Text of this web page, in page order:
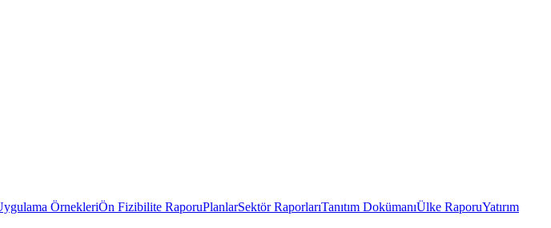
ÖrnekleriÖn Fizibilite RaporuPlanlarSektör RaporlarıTanıtım DokümanıÜlke RaporuYatırım